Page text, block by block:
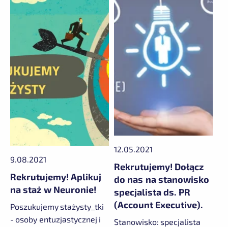
9.08.2021
Rekrutujemy! Aplikuj
na staż w Neuronie!
Poszukujemy stażysty_tki
- osoby entuzjastycznej i
12.05.2021
Rekrutujemy! Dołącz
do nas na stanowisko
specjalista ds. PR
(Account Executive).
Stanowisko: specjalista